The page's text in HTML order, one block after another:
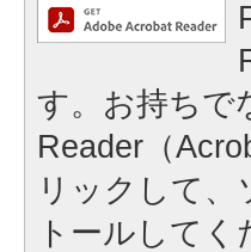
す。お持ちで
Reader（
リックして
トールしてく